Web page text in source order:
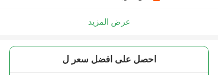
عرض المزيد
احصل على افضل سعر ل